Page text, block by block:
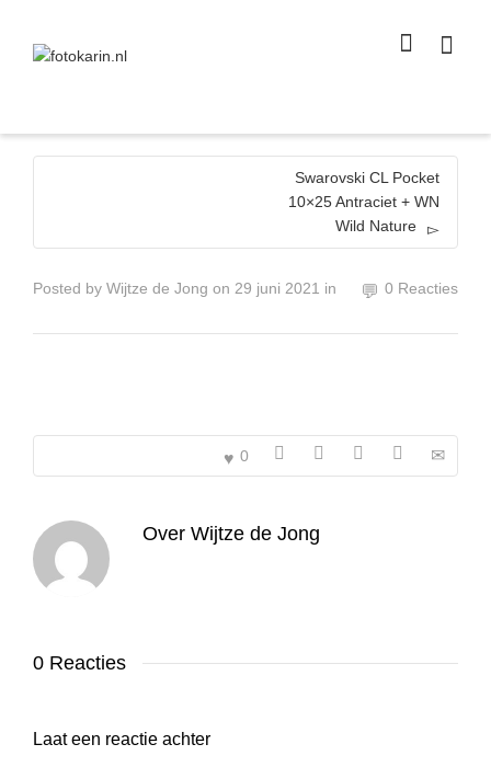
size
Super Search
Swarovski CL Pocket
10×25 Antraciet + WN
Wild Nature
Posted by Wijtze de Jong on 29 juni 2021 in 0 Reacties
0
Over Wijtze de Jong
0 Reacties
Laat een reactie achter